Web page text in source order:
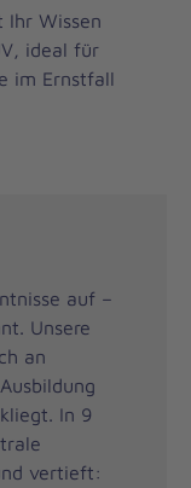
Ihr Wissen
ideal für
im Ernstfall
auf –
Unsere
an
In 9
vertieft: